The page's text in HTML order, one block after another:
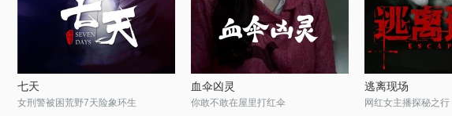
七天
女刑警被困荒野7天险象环生
血伞凶灵
你敢不敢在屋里打红伞
逃离现场
网红女主播探秘之行